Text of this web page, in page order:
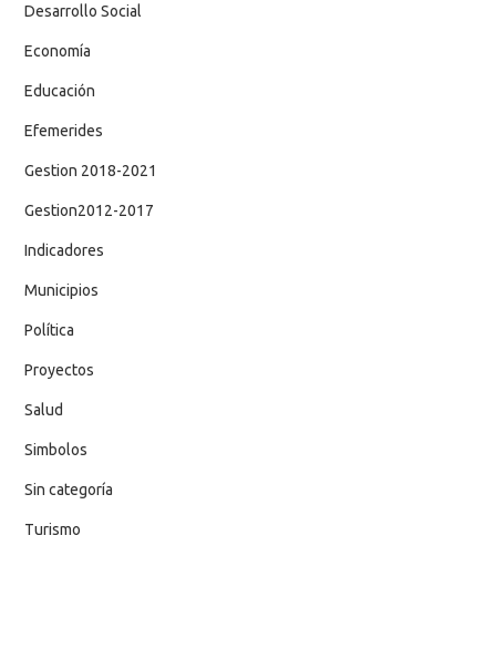
Desarrollo Social
Economía
Educación
Efemerides
Gestion 2018-2021
Gestion2012-2017
Indicadores
Municipios
Política
Proyectos
Salud
Simbolos
Sin categoría
Turismo